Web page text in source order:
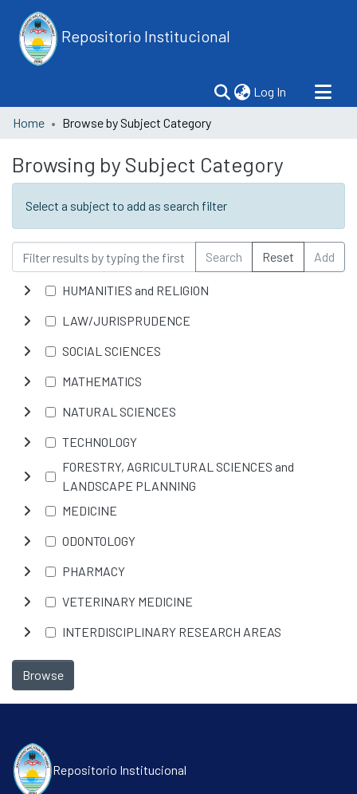
Repositorio Institucional
Log In (current)
Home Browse by Subject Category
Browsing by Subject Category
Select a subject to add as search filter
Search Reset Add
HUMANITIES and RELIGION
LAW/JURISPRUDENCE
SOCIAL SCIENCES
MATHEMATICS
NATURAL SCIENCES
TECHNOLOGY
FORESTRY, AGRICULTURAL SCIENCES and
LANDSCAPE PLANNING
MEDICINE
ODONTOLOGY
PHARMACY
VETERINARY MEDICINE
INTERDISCIPLINARY RESEARCH AREAS
Browse
Repositorio Institucional